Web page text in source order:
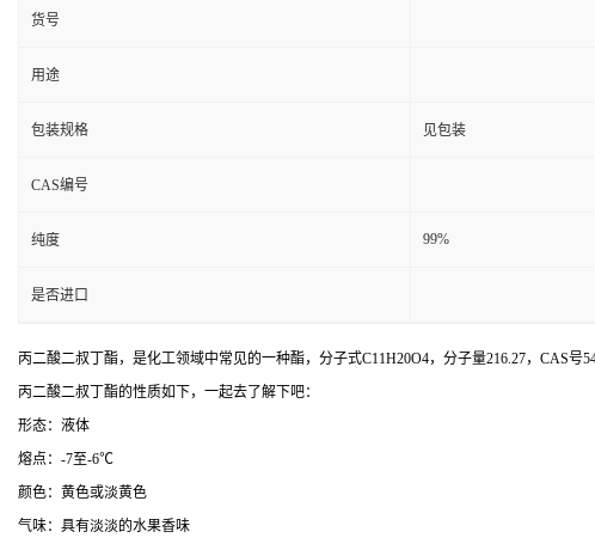
货号
用途
包装规格 见包装
CAS编号
纯度 99%
是否进口
丙二酸二叔丁酯，是化工领域中常见的一种酯，分子式C11H20O4，分子量216.27，CAS号
丙二酸二叔丁酯的性质如下，一起去了解下吧：
形态：液体
熔点：-7至-6℃
颜色：黄色或淡黄色
气味：具有淡淡的水果香味